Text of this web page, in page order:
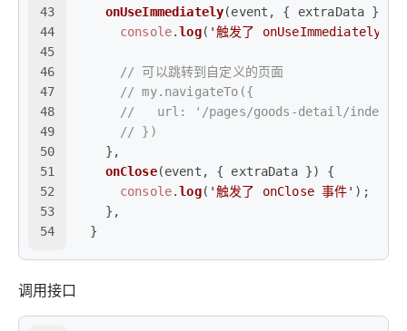
43
44
45
46
47
48
49
50
51
52
53
54
onUseImmediately(event, { extraData }
console.log( '触发了 onUseImmediately 事
// 可以跳转到自定义的页面
// my.navigateTo({
//   url: '/pages/goods-detail/index',
// })
    },
onClose(event, { extraData }) {
console.log( '触发了 onClose 事件' );
    },
  }
调用接口